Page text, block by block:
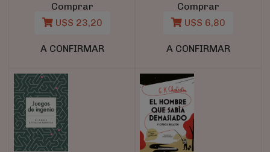
Comprar
U$S 23,20
A CONFIRMAR
Comprar
U$S 6,80
A CONFIRMAR